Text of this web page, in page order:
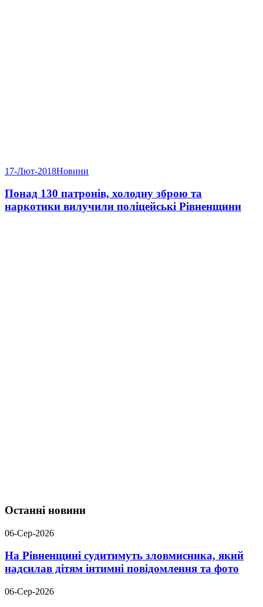
17-Лют-2018Новини
Понад 130 патронів, холодну зброю та
наркотики вилучили поліцейські Рівненщини
Останні новини
06-Сер-2026
На Рівненщині судитимуть зловмисника, який
надсилав дітям інтимні повідомлення та фото
06-Сер-2026